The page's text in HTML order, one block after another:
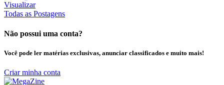
Visualizar
Todas as Postagens
Não possui uma conta?
Você pode ler matérias exclusivas, anunciar classificados e muito mais!
Criar minha conta